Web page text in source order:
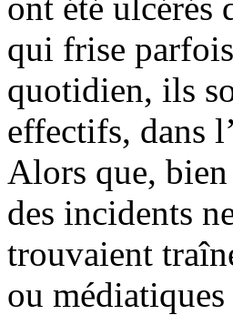
qui frise
quotidien, ils
effectifs, dans
Alors que,
des incidents
trouvaient
ou